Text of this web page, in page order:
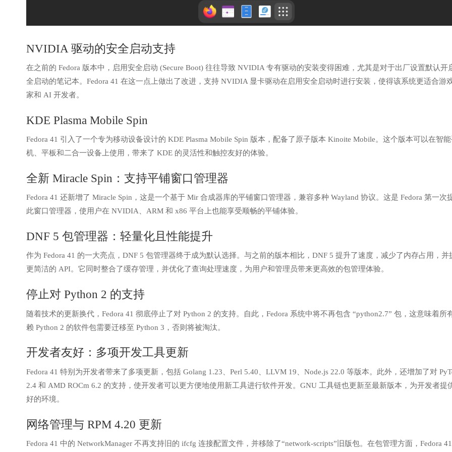
NVIDIA 驱动的安全启动支持
在之前的 Fedora 版本中，启用安全启动 (Secure Boot) 往往导致 NVIDIA 专有驱动的安装变得困难，尤其是对于出厂设置默认开
全启动的笔记本。Fedora 41 在这一点上做出了改进，支持 NVIDIA 显卡驱动在启用安全启动时进行安装，使得该系统更适合游
家和 AI 开发者。
KDE Plasma Mobile Spin
Fedora 41 引入了一个专为移动设备设计的 KDE Plasma Mobile Spin 版本，配备了原子版本 Kinoite Mobile。这个版本可以在智
机、平板和二合一设备上使用，带来了 KDE 的灵活性和触控友好的体验。
全新 Miracle Spin：支持平铺窗口管理器
Fedora 41 还新增了 Miracle Spin，这是一个基于 Mir 合成器库的平铺窗口管理器，兼容多种 Wayland 协议。这是 Fedora 第一次
此窗口管理器，使用户在 NVIDIA、ARM 和 x86 平台上也能享受顺畅的平铺体验。
DNF 5 包管理器：轻量化且性能提升
作为 Fedora 41 的一大亮点，DNF 5 包管理器终于成为默认选择。与之前的版本相比，DNF 5 提升了速度，减少了内存占用，并
更简洁的 API。它同时整合了缓存管理，并优化了查询处理速度，为用户和管理员带来更高效的包管理体验。
停止对 Python 2 的支持
随着技术的更新换代，Fedora 41 彻底停止了对 Python 2 的支持。自此，Fedora 系统中将不再包含 “python2.7” 包，这意味着所
赖 Python 2 的软件包需要迁移至 Python 3，否则将被淘汰。
开发者友好：多项开发工具更新
Fedora 41 特别为开发者带来了多项更新，包括 Golang 1.23、Perl 5.40、LLVM 19、Node.js 22.0 等版本。此外，还增加了对
2.4 和 AMD ROCm 6.2 的支持，使开发者可以更方便地使用新工具进行软件开发。GNU 工具链也更新至最新版本，为开发者提
好的环境。
网络管理与 RPM 4.20 更新
Fedora 41 中的 NetworkManager 不再支持旧的 ifcfg 连接配置文件，并移除了“network-scripts”旧版包。在包管理方面，Fedora